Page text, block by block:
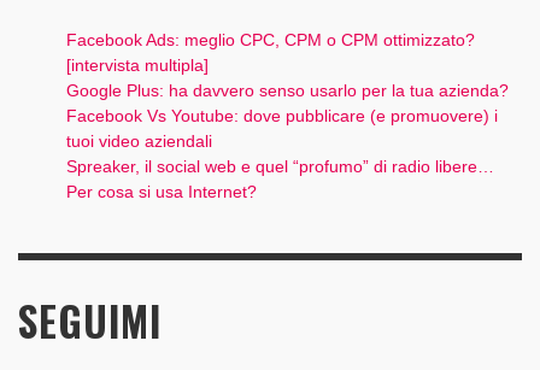
Facebook Ads: meglio CPC, CPM o CPM ottimizzato?
[intervista multipla]
Google Plus: ha davvero senso usarlo per la tua azienda?
Facebook Vs Youtube: dove pubblicare (e promuovere) i
tuoi video aziendali
Spreaker, il social web e quel “profumo” di radio libere…
Per cosa si usa Internet?
SEGUIMI